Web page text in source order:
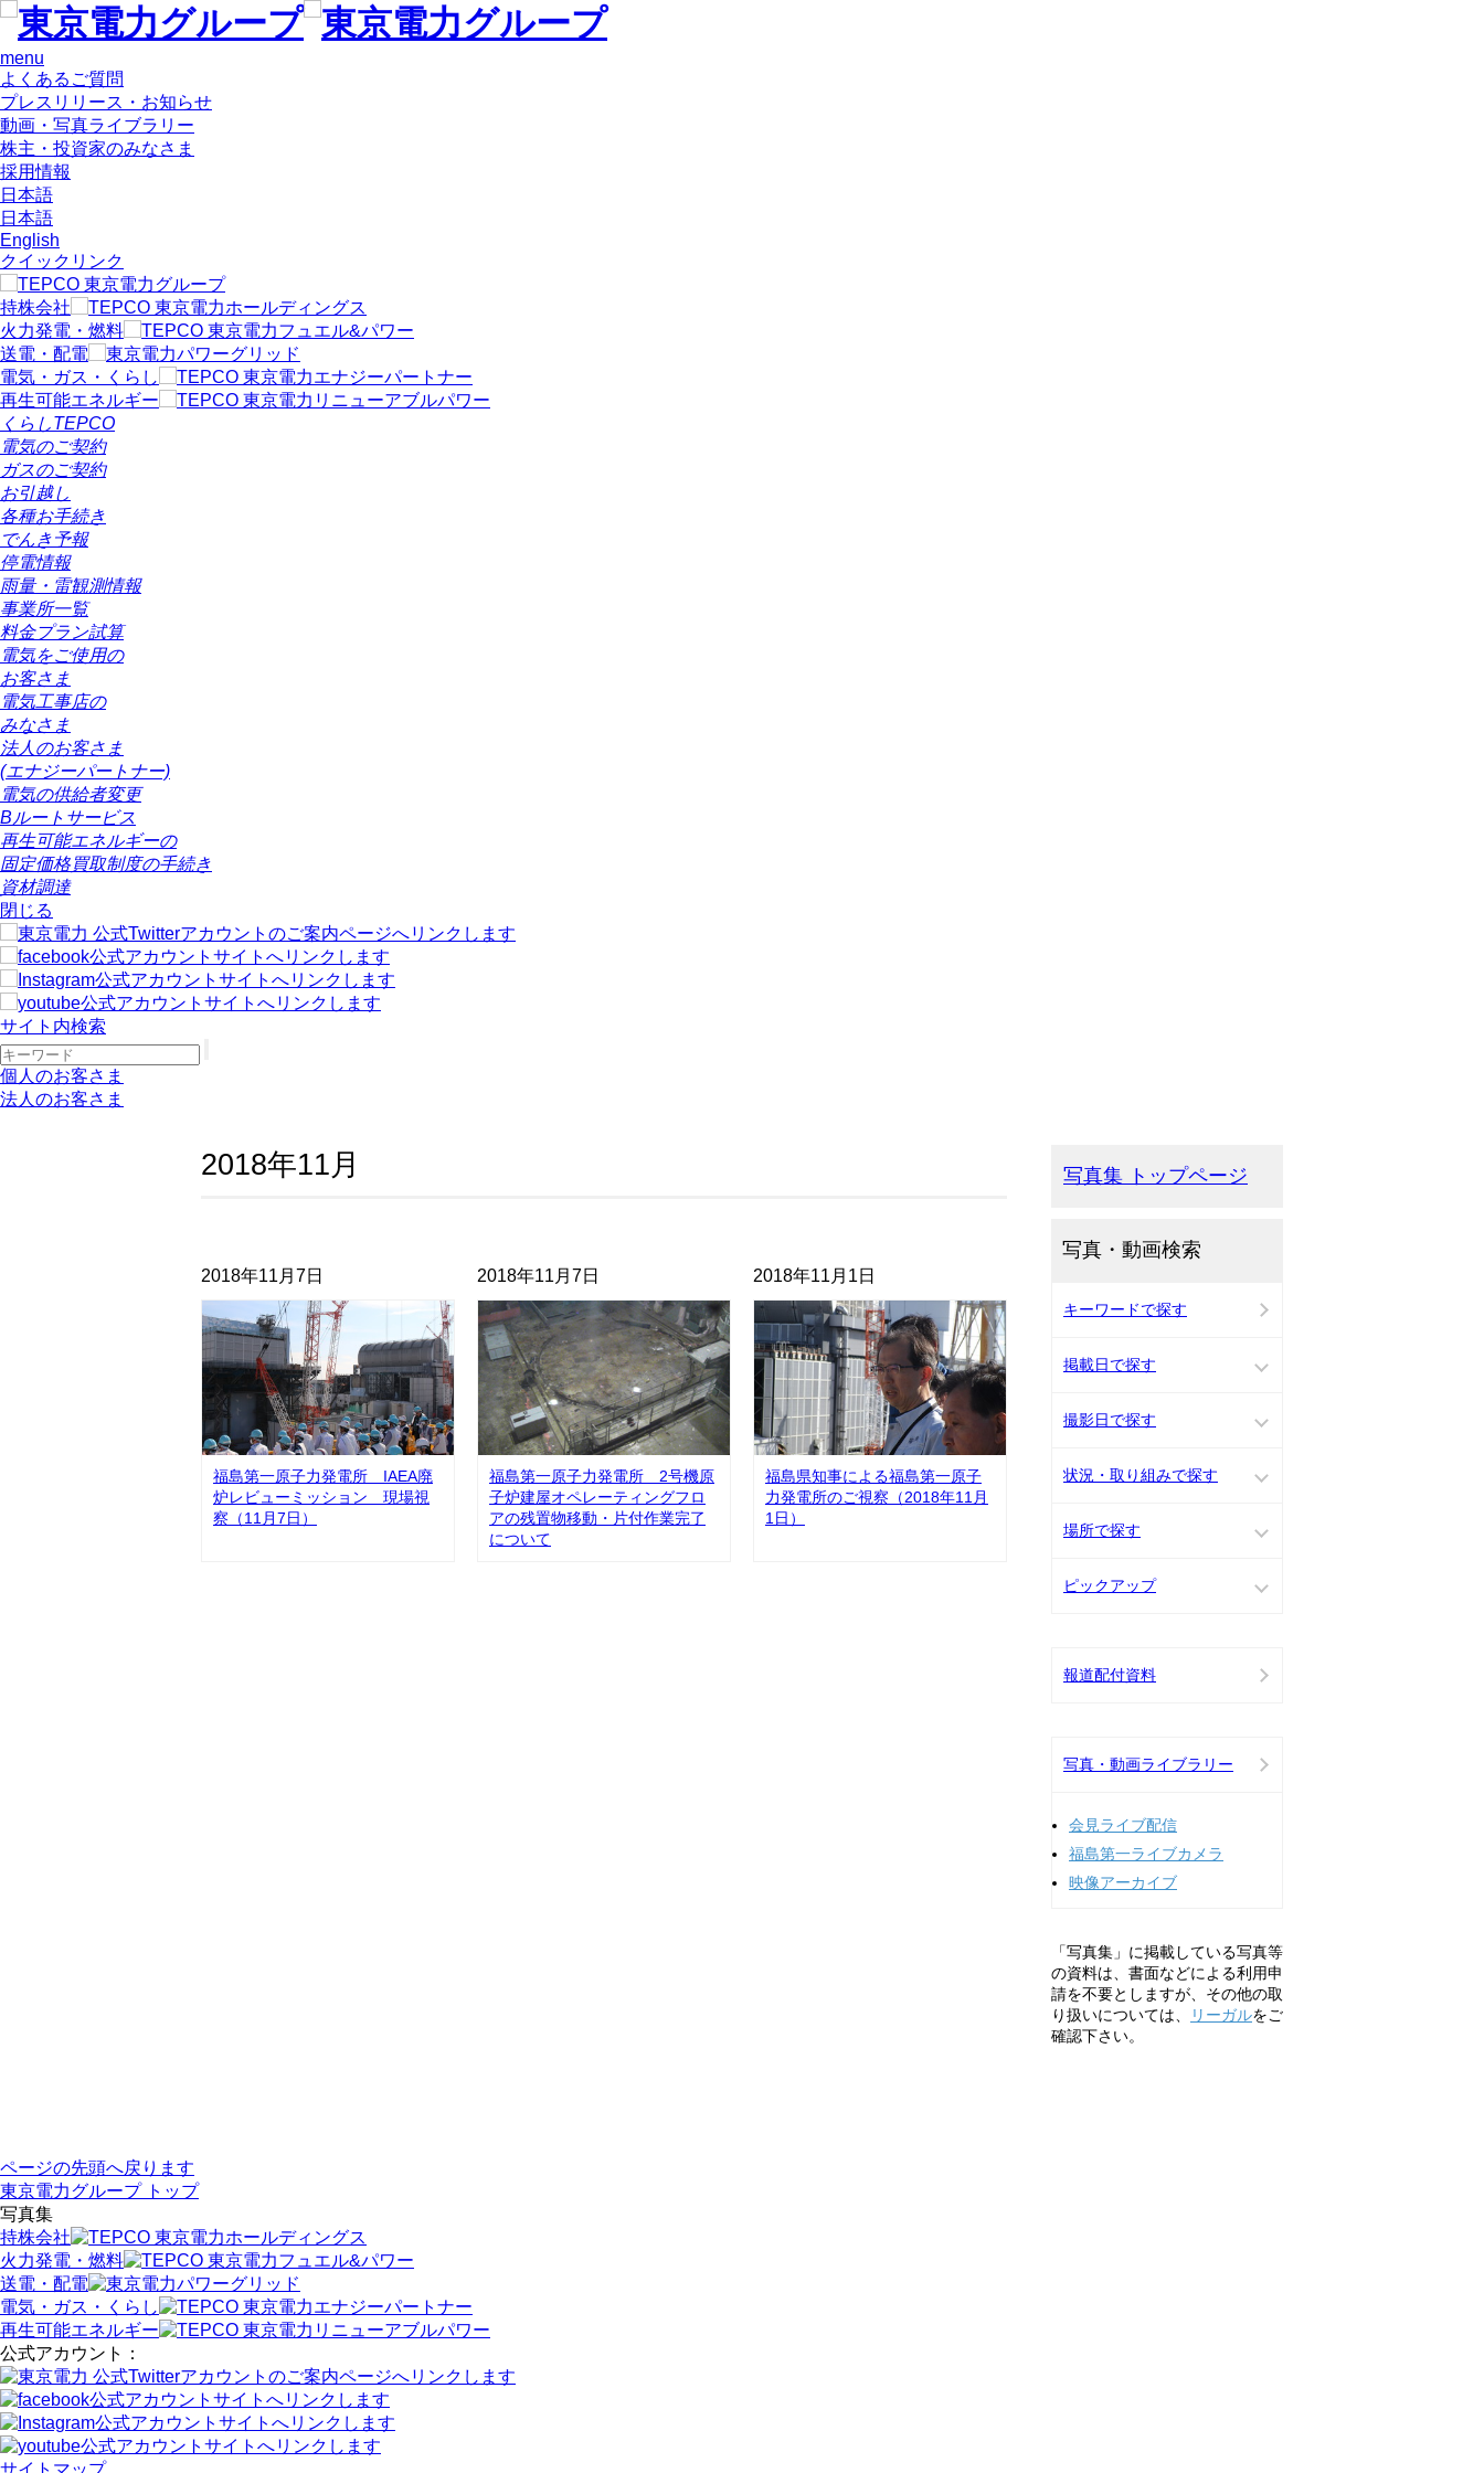
menu
よくあるご質問
プレスリリース・お知らせ
動画・写真ライブラリー
株主・投資家のみなさま
採用情報
日本語
日本語
English
クイックリンク
持株会社
火力発電・燃料
送電・配電
電気・ガス・くらし
再生可能エネルギー
くらしTEPCO
電気のご契約
ガスのご契約
お引越し
各種お手続き
でんき予報
停電情報
雨量・雷観測情報
事業所一覧
料金プラン試算
電気をご使用の
お客さま
電気工事店の
みなさま
法人のお客さま
(エナジーパートナー)
電気の供給者変更
Bルートサービス
再生可能エネルギーの
固定価格買取制度の手続き
資材調達
閉じる
サイト内検索
個人のお客さま
法人のお客さま
2018年11月
2018年11月7日
福島第一原子力発電所 IAEA廃
炉レビューミッション 現場視
察（11月7日）
2018年11月7日
福島第一原子力発電所 2号機原
子炉建屋オペレーティングフロ
アの残置物移動・片付作業完了
について
2018年11月1日
福島県知事による福島第一原子
力発電所のご視察（2018年11月
1日）
写真集 トップページ
写真・動画検索
キーワードで探す
掲載日で探す
撮影日で探す
状況・取り組みで探す
場所で探す
ピックアップ
報道配付資料
写真・動画ライブラリー
会見ライブ配信
福島第一ライブカメラ
映像アーカイブ
「写真集」に掲載している写真等
の資料は、書面などによる利用申
請を不要としますが、その他の取
り扱いについては、
リーガルをご
確認下さい。
ページの先頭へ戻ります
東京電力グループ トップ
写真集
持株会社
火力発電・燃料
送電・配電
電気・ガス・くらし
再生可能エネルギー
公式アカウント：
サイトマップ